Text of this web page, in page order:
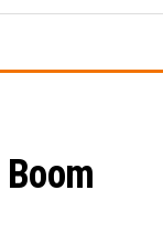
Boom